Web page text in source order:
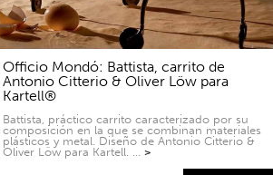
Officio Mondó: Battista, carrito de
Antonio Citterio & Oliver Löw para
Kartell®
Battista, práctico carrito caracterizado por su
composición en la que se combinan materiales
plásticos y metal. Diseño de Antonio Citterio &
Oliver Löw para Kartell. … >